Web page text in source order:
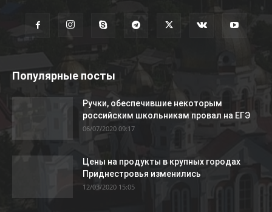
Популярные посты
Ручки, обеспечившие некоторым
российским школьникам провал на ЕГЭ
06/07/2020 09:17
Цены на продукты в крупных городах
Приднестровья изменились
12/03/2020 15:05